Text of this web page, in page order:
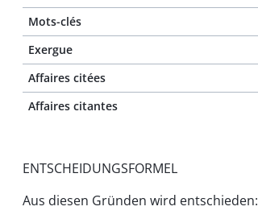
Mots-clés
Exergue
Affaires citées
Affaires citantes
ENTSCHEIDUNGSFORMEL
Aus diesen Gründen wird entschieden: